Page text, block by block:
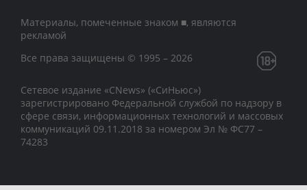
Материалы, помеченные знаком ■, являются
рекламой
Все права защищены © 1995 – 2026
Сетевое издание «CNews» («СиНьюс»)
зарегистрировано Федеральной службой по надзору в
сфере связи, информационных технологий и массовых
коммуникаций 09.11.2018 за номером Эл № ФС77 –
74283